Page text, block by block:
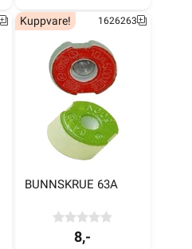
BUNNSKRUE 63A
Kuppvare! 1626263
8,-